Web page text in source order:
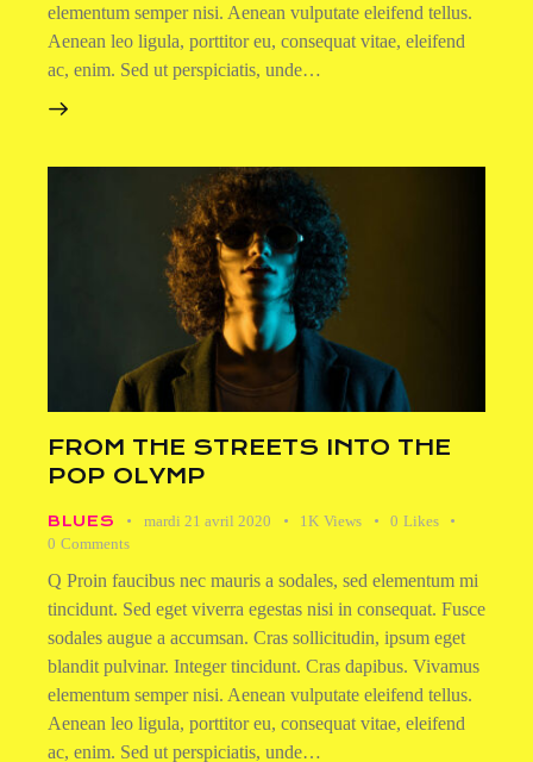
elementum semper nisi. Aenean vulputate eleifend tellus.
Aenean leo ligula, porttitor eu, consequat vitae, eleifend
ac, enim. Sed ut perspiciatis, unde…
FROM THE STREETS INTO THE
POP OLYMP
BLUES mardi 21 avril 2020 1K Views 0 Likes
0 Comments
Q Proin faucibus nec mauris a sodales, sed elementum mi
tincidunt. Sed eget viverra egestas nisi in consequat. Fusce
sodales augue a accumsan. Cras sollicitudin, ipsum eget
blandit pulvinar. Integer tincidunt. Cras dapibus. Vivamus
elementum semper nisi. Aenean vulputate eleifend tellus.
Aenean leo ligula, porttitor eu, consequat vitae, eleifend
ac, enim. Sed ut perspiciatis, unde…